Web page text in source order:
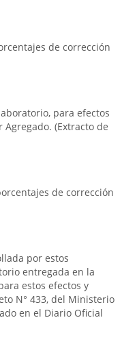
de corrección
para efectos
(Extracto de
de corrección
por estos
entregada en la
estos efectos y
N° 433, del Ministerio
en el Diario Oficial